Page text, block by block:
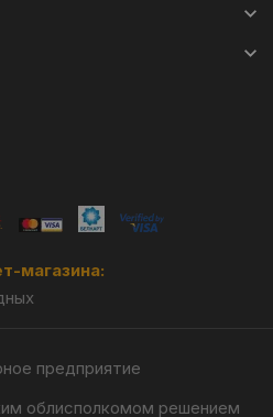
магазина:
предприятие
облисполкомом решением